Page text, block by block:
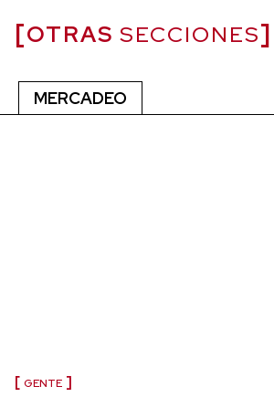
OTRAS SECCIONES
MERCADEO
GENTE